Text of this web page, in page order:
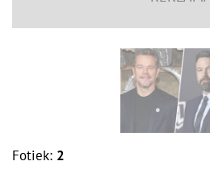
Fotiek: 2